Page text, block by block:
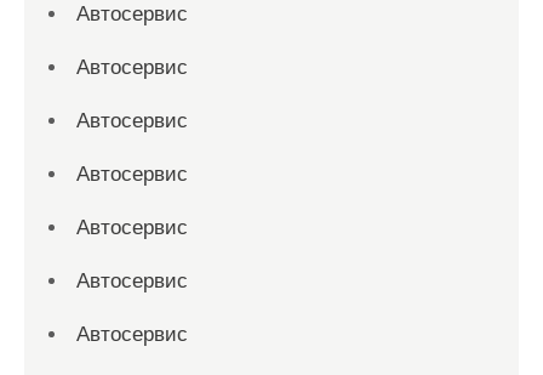
Автосервис
Автосервис
Автосервис
Автосервис
Автосервис
Автосервис
Автосервис